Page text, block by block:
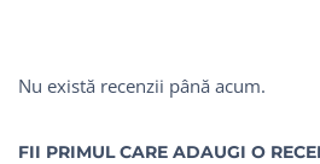
Nu există recenzii până acum.
FII PRIMUL CARE ADAUGI O